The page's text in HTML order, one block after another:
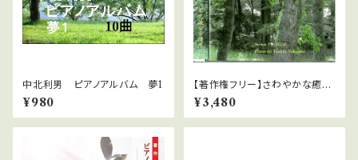
中北利男 ピアノアルバム 夢1
¥980
【著作権フリー】さわやかな癒し
1 中北利男
¥3,480